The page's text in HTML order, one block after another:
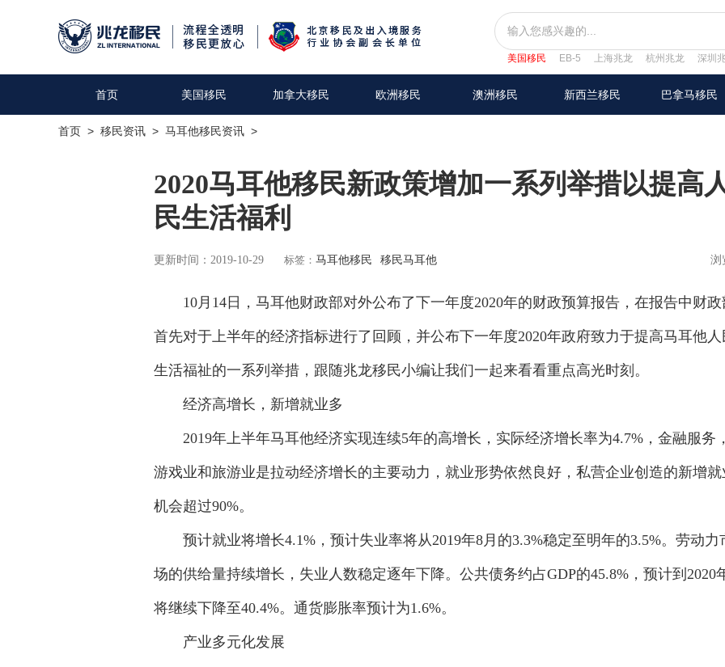
美国移民 EB-5 上海兆龙 杭州兆龙 深圳
首页 美国移民 加拿大移民 欧洲移民 澳洲移民 新西兰移民 巴拿马移民
首页 > 移民资讯 > 马耳他移民资讯 >
2020马耳他移民新政策增加一系列举措以提高
民生活福利
更新时间：2019-10-29 标签： 马耳他移民 移民马耳他 浏
10月14日，马耳他财政部对外公布了下一年度2020年的财政预算报告，在报告中财政
首先对于上半年的经济指标进行了回顾，并公布下一年度2020年政府致力于提高马耳他人
生活福祉的一系列举措，跟随兆龙移民小编让我们一起来看看重点高光时刻。
经济高增长，新增就业多
2019年上半年马耳他经济实现连续5年的高增长，实际经济增长率为4.7%，金融服务
游戏业和旅游业是拉动经济增长的主要动力，就业形势依然良好，私营企业创造的新增就
机会超过90%。
预计就业将增长4.1%，预计失业率将从2019年8月的3.3%稳定至明年的3.5%。劳动力
场的供给量持续增长，失业人数稳定逐年下降。公共债务约占GDP的45.8%，预计到2020
将继续下降至40.4%。通货膨胀率预计为1.6%。
产业多元化发展